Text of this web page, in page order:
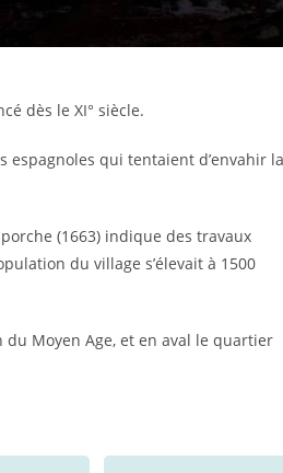
dès le XI° siècle.
espagnoles qui tentaient d’envahir la
(1663) indique des travaux
du village s’élevait à 1500
du Moyen Age, et en aval le quartier